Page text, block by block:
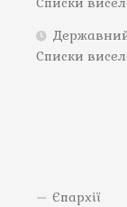
Державний
Списки
Єпархії